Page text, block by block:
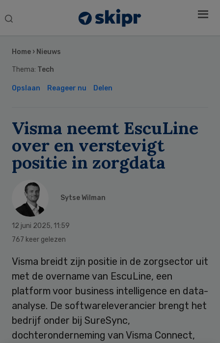
Search
Home › Nieuws
Thema: Tech
Opslaan Reageer nu Delen
Visma neemt EscuLine
over en verstevigt
positie in zorgdata
Sytse Wilman
12 juni 2025, 11:59
767 keer gelezen
Visma breidt zijn positie in de zorgsector uit
met de overname van EscuLine, een
platform voor business intelligence en data-
analyse. De softwareleverancier brengt het
bedrijf onder bij SureSync,
dochteronderneming van Visma Connect,
Sidebar